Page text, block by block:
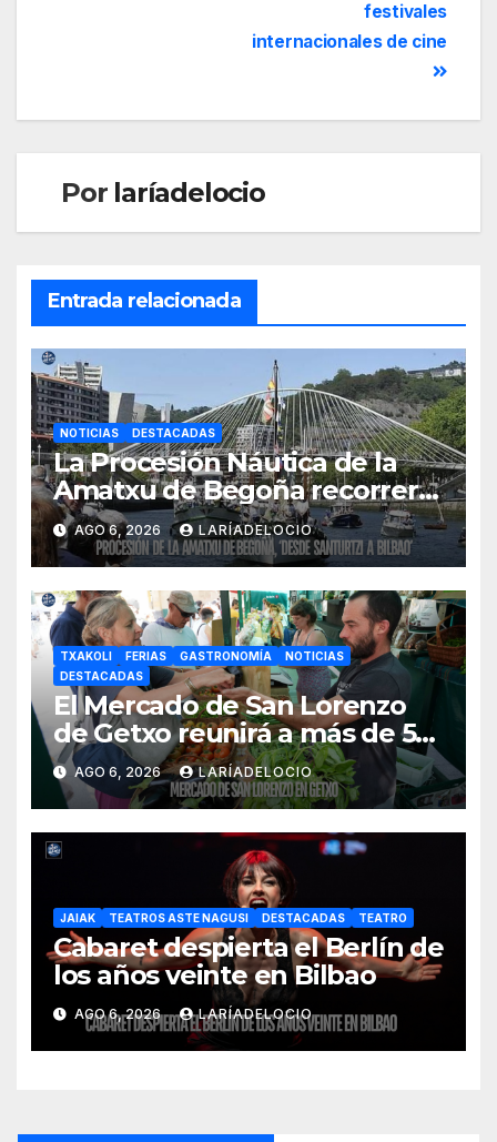
festivales
internacionales de cine
Por laríadelocio
Entrada relacionada
NOTICIAS DESTACADAS
La Procesión Náutica de la
Amatxu de Begoña recorrerá
la ría el 14 de agosto con siete
embarcaciones
AGO 6, 2026 LARÍADELOCIO
TXAKOLI FERIAS GASTRONOMÍA
NOTICIAS
DESTACADAS
El Mercado de San Lorenzo
de Getxo reunirá a más de 50
productores del País Vasco
AGO 6, 2026 LARÍADELOCIO
JAIAK TEATROS ASTE NAGUSI DESTACADAS TEATRO
Cabaret despierta el Berlín de
los años veinte en Bilbao
AGO 6, 2026 LARÍADELOCIO